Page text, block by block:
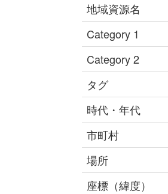
地域資源名
Category 1
Category 2
タグ
時代・年代
市町村
場所
座標（緯度）